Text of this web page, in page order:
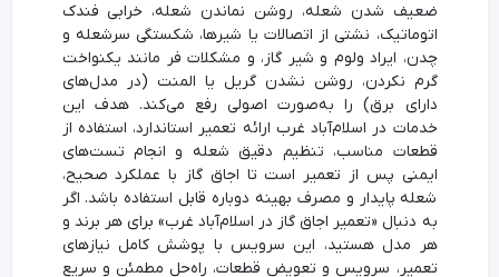
ضعیف شدن شعله، روشن نماندن شعله، خرابی فندک
اتوماتیک، نشتی از اتصالات یا شیرها، شکستگی سرشعله و
چدن، ایراد ولوم و شیر گاز، و مشکلات فر مانند یکنواخت
گرم نکردن، روشن نشدن گریل یا المنت (در مدل‌های
دارای برق) را به‌صورت اصولی رفع می‌کند. هدف این
خدمات در اسلام‌آباد غرب ارائه تعمیر استاندارد، استفاده از
قطعات مناسب، تنظیم دقیق شعله و انجام تست‌های
ایمنی پس از تعمیر است تا اجاق گاز با عملکرد صحیح،
شعله پایدار و مصرف بهینه دوباره قابل استفاده باشد. اگر
به دنبال «تعمیر اجاق گاز در اسلام‌آباد غرب» برای هر برند و
هر مدل هستید، این سرویس با پوشش کامل نیازهای
تعمیر، سرویس و تعویض قطعات، راه‌حل مطمئن و سریع